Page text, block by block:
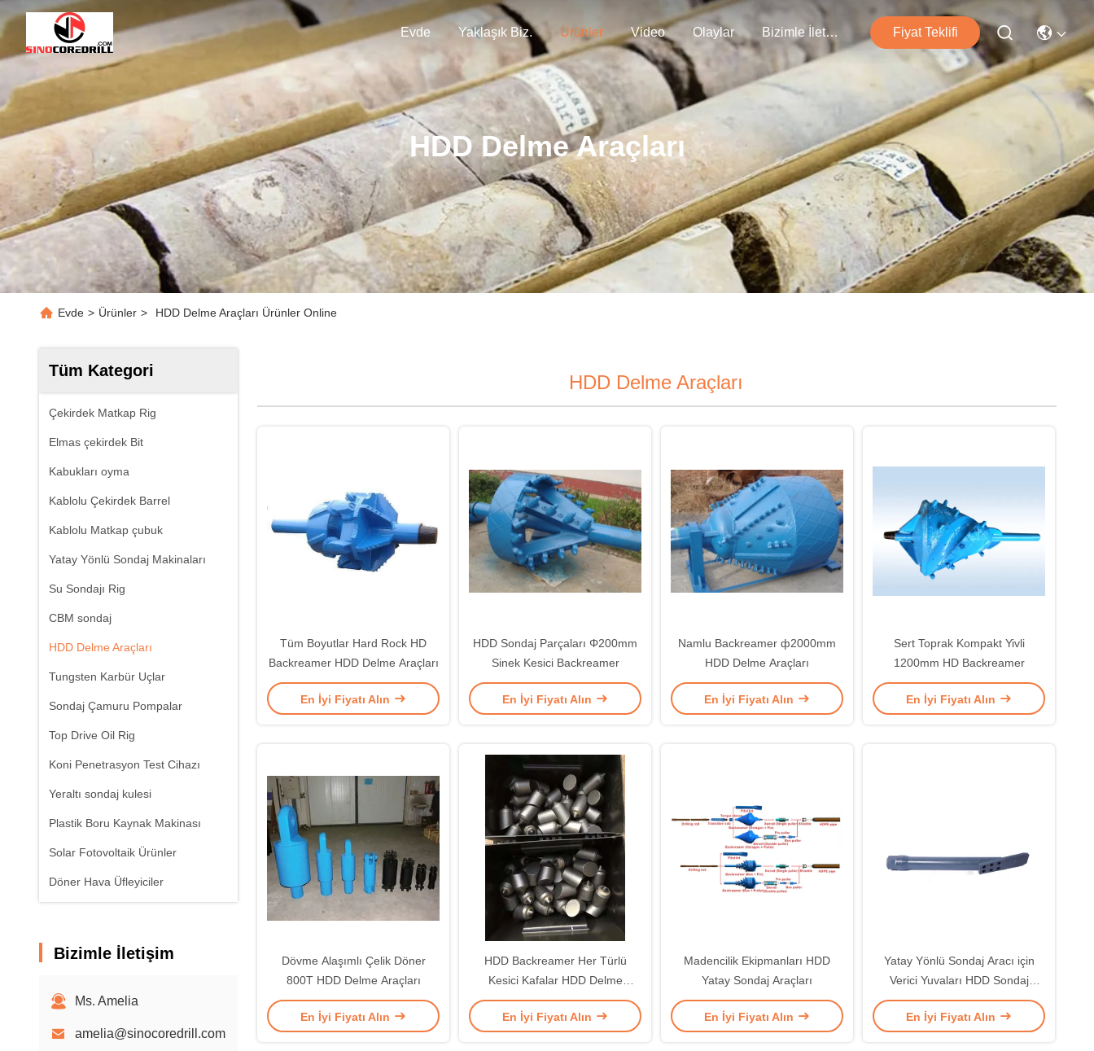
Evde Yaklaşık Biz. Ürünler Video Olaylar Bizimle İletişim Fiyat Teklifi
HDD Delme Araçları
Evde > Ürünler > HDD Delme Araçları Ürünler Online
Tüm Kategori
Çekirdek Matkap Rig
Elmas çekirdek Bit
Kabukları oyma
Kablolu Çekirdek Barrel
Kablolu Matkap çubuk
Yatay Yönlü Sondaj Makinaları
Su Sondajı Rig
CBM sondaj
HDD Delme Araçları
Tungsten Karbür Uçlar
Sondaj Çamuru Pompalar
Top Drive Oil Rig
Koni Penetrasyon Test Cihazı
Yeraltı sondaj kulesi
Plastik Boru Kaynak Makinası
Solar Fotovoltaik Ürünler
Döner Hava Üfleyiciler
Bizimle İletişim
Ms. Amelia
amelia@sinocoredrill.com
HDD Delme Araçları
Tüm Boyutlar Hard Rock HD
Backreamer HDD Delme Araçları
En İyi Fiyatı Alın
HDD Sondaj Parçaları Φ200mm
Sinek Kesici Backreamer
En İyi Fiyatı Alın
Namlu Backreamer ф2000mm
HDD Delme Araçları
En İyi Fiyatı Alın
Sert Toprak Kompakt Yivli
1200mm HD Backreamer
En İyi Fiyatı Alın
Dövme Alaşımlı Çelik Döner
800T HDD Delme Araçları
En İyi Fiyatı Alın
HDD Backreamer Her Türlü
Kesici Kafalar HDD Delme
Araçları
En İyi Fiyatı Alın
Madencilik Ekipmanları HDD
Yatay Sondaj Araçları
En İyi Fiyatı Alın
Yatay Yönlü Sondaj Aracı için
Verici Yuvaları HDD Sondaj
Aletleri
En İyi Fiyatı Alın